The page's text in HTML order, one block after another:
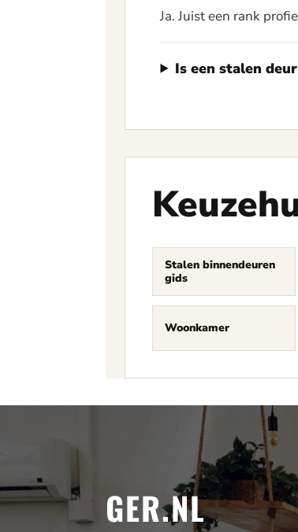
Ja. Juist een rank
Is een stalen
Stalen binnendeuren
gids
Woonkamer
GER.NL